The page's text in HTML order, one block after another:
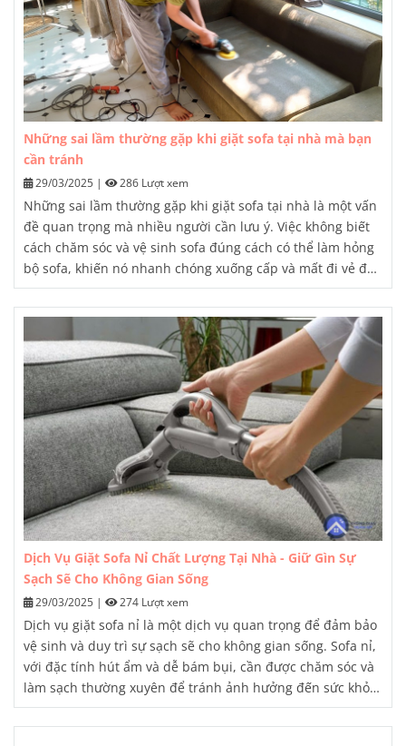
Những sai lầm thường gặp khi giặt sofa tại nhà mà bạn
cần tránh
29/03/2025 | 286 Lượt xem
Những sai lầm thường gặp khi giặt sofa tại nhà là một vấn
đề quan trọng mà nhiều người cần lưu ý. Việc không biết
cách chăm sóc và vệ sinh sofa đúng cách có thể làm hỏng
bộ sofa, khiến nó nhanh chóng xuống cấp và mất đi vẻ đẹp
ban đầu. Trong bài viết này, chúng tôi sẽ chia sẻ 7 sai lầm
thường gặp khi giặt sofa tại nhà và cách khắc phục chúng,
giúp bạn có thể giữ gìn được bộ sofa của mình lâu bền
hơn.
Dịch Vụ Giặt Sofa Nỉ Chất Lượng Tại Nhà - Giữ Gìn Sự
Sạch Sẽ Cho Không Gian Sống
29/03/2025 | 274 Lượt xem
Dịch vụ giặt sofa nỉ là một dịch vụ quan trọng để đảm bảo
vệ sinh và duy trì sự sạch sẽ cho không gian sống. Sofa nỉ,
với đặc tính hút ẩm và dễ bám bụi, cần được chăm sóc và
làm sạch thường xuyên để tránh ảnh hưởng đến sức khỏe
và môi trường sống. Việc lựa chọn dịch vụ giặt sofa nỉ
chuyên nghiệp và uy tín là điều vô cùng quan trọng, nhằm